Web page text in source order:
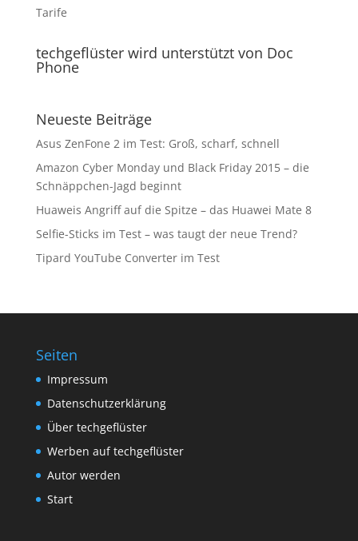
Tarife
techgeflüster wird unterstützt von Doc
Phone
Neueste Beiträge
Asus ZenFone 2 im Test: Groß, scharf, schnell
Amazon Cyber Monday und Black Friday 2015 – die
Schnäppchen-Jagd beginnt
Huaweis Angriff auf die Spitze – das Huawei Mate 8
Selfie-Sticks im Test – was taugt der neue Trend?
Tipard YouTube Converter im Test
Seiten
Impressum
Datenschutzerklärung
Über techgeflüster
Werben auf techgeflüster
Autor werden
Start